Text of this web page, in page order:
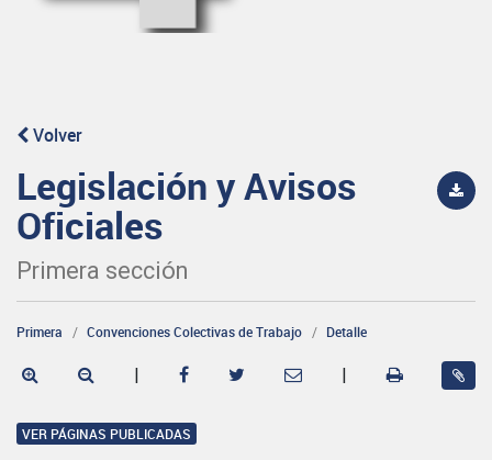
Volver
Legislación y Avisos
Oficiales
Primera sección
Primera Convenciones Colectivas de Trabajo Detalle
| |
VER PÁGINAS PUBLICADAS